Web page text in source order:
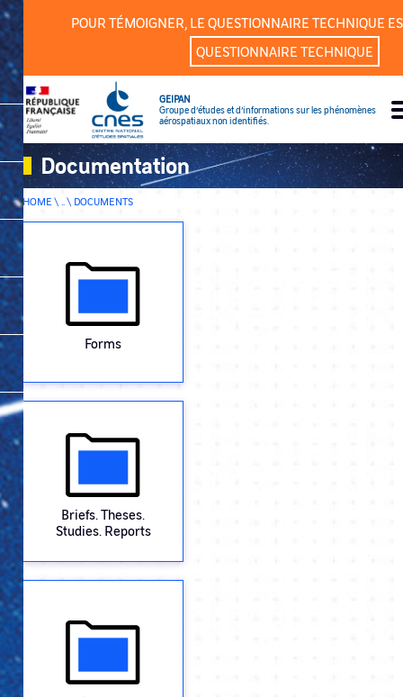
Cookies management panel
POUR TÉMOIGNER, LE QUESTIONNAIRE TECHNIQUE
QUESTIONNAIRE TECHNIQUE
GEIPAN
Groupe d’études et d’informations sur les phénomènes
aérospatiaux non identifiés.
Documentation
HOME \ .. \ DOCUMENTS
Forms
Briefs. Theses.
Studies. Reports